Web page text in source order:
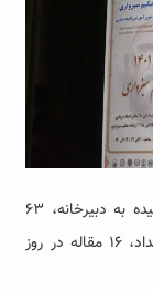
دکتر علوی اظهار داشت: پس از داوری مقالات رسیده به دبیرخانه، ۶۳
چکیده مقاله مورد پذیرش قرار گرفت که از این تعداد، ۱۶ مقاله در روز